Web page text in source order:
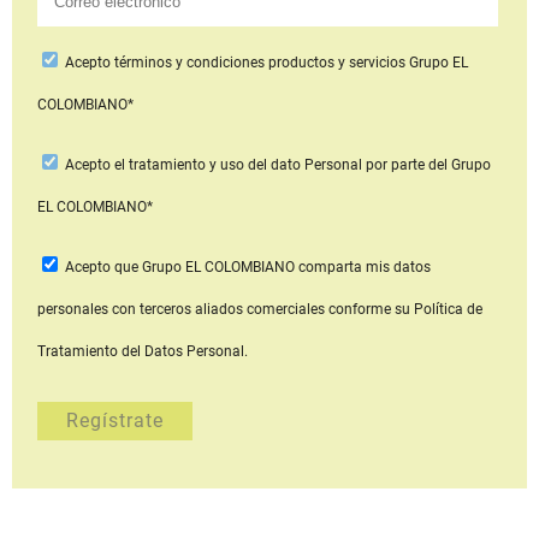
Aceptotérminos y condiciones productos y serviciosGrupo EL
COLOMBIANO*
Acepto el tratamiento y uso del dato Personal por parte del Grupo
EL COLOMBIANO*
Acepto que Grupo EL COLOMBIANOcomparta mis datos
personales con terceros aliados comerciales conforme su Política de
Tratamiento del Datos Personal.